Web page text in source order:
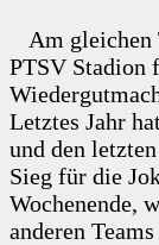
Am gleichen
PTSV Stadion
Letztes Jahr
und den
Sieg für die
Wochenende,
anderen